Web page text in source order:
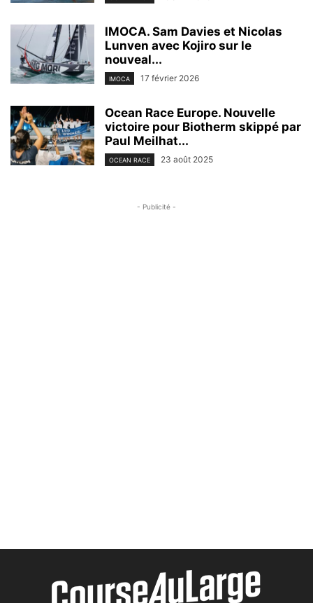
IMOCA. Sam Davies et Nicolas
Lunven avec Kojiro sur le
nouveal...
IMOCA 17 février 2026
Ocean Race Europe. Nouvelle
victoire pour Biotherm skippé par
Paul Meilhat...
OCEAN RACE 23 août 2025
- Publicité -